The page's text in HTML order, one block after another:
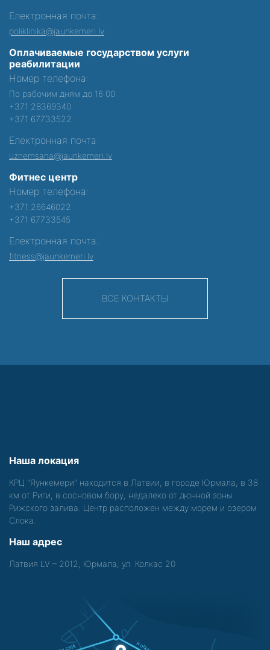
Електронная почта:
poliklinika@jaunkemeri.lv
Оплачиваемые государством услуги
реабилитации
Номер телефона:
По рабочим дням до 16:00
+371 28369340
+371 67733522
Електронная почта:
uznemsana@jaunkemeri.lv
Фитнес центр
Номер телефона:
+371 26646022
+371 67733545
Електронная почта:
fitness@jaunkemeri.lv
ВСЕ КОНТАКТЫ
Наша локация
КРЦ "Яункемери" находится в Латвии, в городе Юрмала, в 38
км от Риги, в сосновом бору, недалеко от дюнной зоны
Рижского залива. Центр расположен между морем и озером
Слока.
Наш адрес
Латвия LV – 2012, Юрмала, ул. Колкас 20